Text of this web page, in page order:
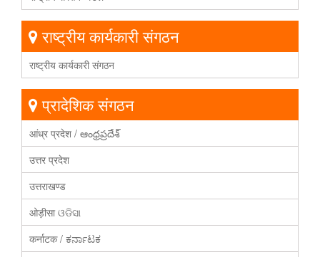
राष्ट्रीय कार्यकारी संगठन
राष्ट्रीय कार्यकारी संगठन
प्रादेशिक संगठन
आंध्र प्रदेश / ఆంధ్రప్రదేశ్
उत्तर प्रदेश
उत्तराखण्ड
ओड़ीसा ଓଡିସା
कर्नाटक / ಕರ್ನಾಟಕ